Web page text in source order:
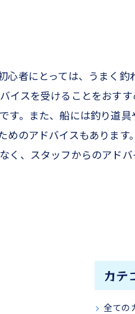
者にとっては、うまく釣
イスを受けることをおす
す。また、船には釣り道
のアドバイスもあります
く、スタッフからのアド
カテ
全ての